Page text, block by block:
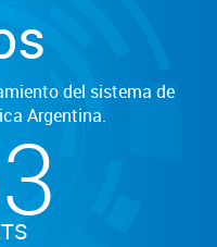
del sistema de
Argentina.